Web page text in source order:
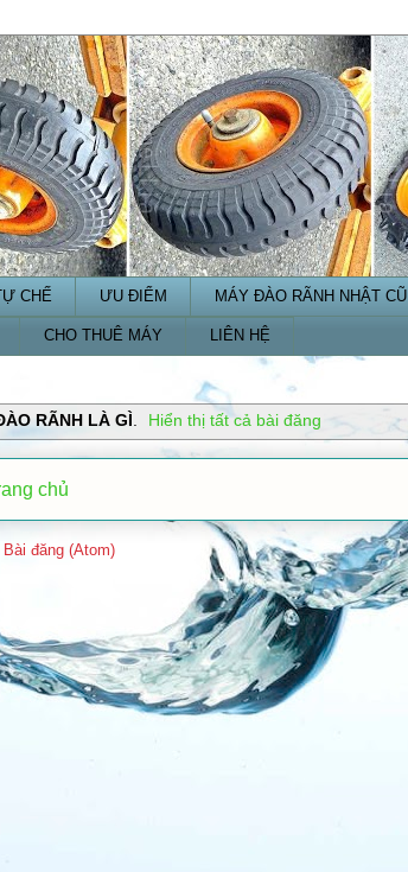
CHẾ ƯU ĐIỂM MÁY ĐÀO RÃNH NHẬT CŨ
CHO THUÊ MÁY LIÊN HỆ
RÃNH LÀ GÌ. Hiển thị tất cả bài đăng
chủ
Bài đăng (Atom)